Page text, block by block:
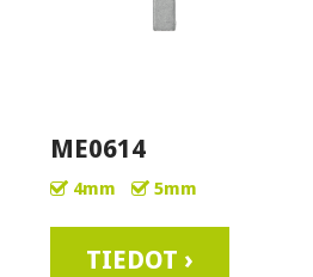
ME0614
4mm 5mm
TIEDOT ›